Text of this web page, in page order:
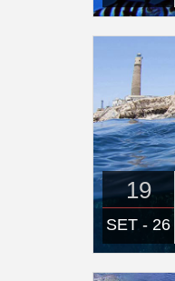
19
SET - 26